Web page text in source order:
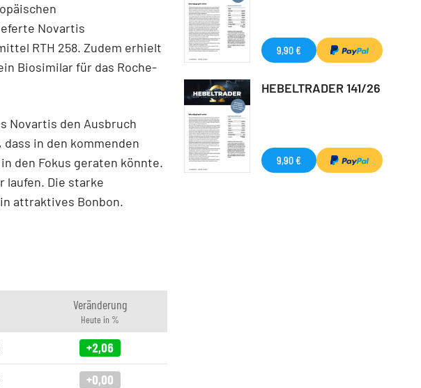
Novartis
RTH 258. Zudem erhielt
Biosimilar für das Roche-
Novartis den Ausbruch
dass in den kommenden
den Fokus geraten könnte.
laufen. Die starke
attraktives Bonbon.
Veränderung
Heute in %
+2,06
+0,00
9,90 €
HEBELTRADER 141/26
9,90 €